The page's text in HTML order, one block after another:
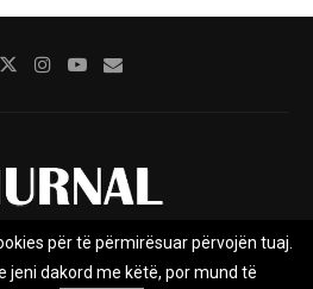
Marketing
për të përmirësuar përvojën tuaj.
jeni dakord me këtë, por mund të